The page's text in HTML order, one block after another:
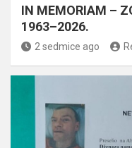
IN MEMORIAM –
1963–2026.
2 sedmice ago